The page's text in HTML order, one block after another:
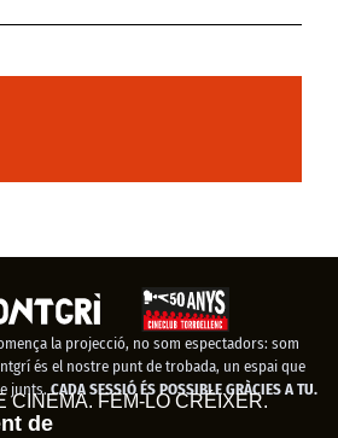
la projecció, no som espectadors: som
és el nostre punt de trobada, un espai que
junts. CADA SESSIÓ ÉS POSSIBLE GRÀCIES A TU.
CINEMA. FEM-LO CRÉIXER.
de